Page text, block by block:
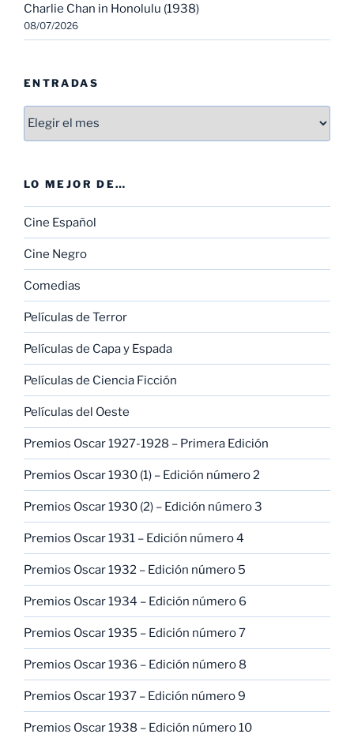
Charlie Chan in Honolulu (1938)
08/07/2026
ENTRADAS
Entradas
LO MEJOR DE…
Cine Español
Cine Negro
Comedias
Películas de Terror
Películas de Capa y Espada
Películas de Ciencia Ficción
Películas del Oeste
Premios Oscar 1927-1928 – Primera Edición
Premios Oscar 1930 (1) – Edición número 2
Premios Oscar 1930 (2) – Edición número 3
Premios Oscar 1931 – Edición número 4
Premios Oscar 1932 – Edición número 5
Premios Oscar 1934 – Edición número 6
Premios Oscar 1935 – Edición número 7
Premios Oscar 1936 – Edición número 8
Premios Oscar 1937 – Edición número 9
Premios Oscar 1938 – Edición número 10